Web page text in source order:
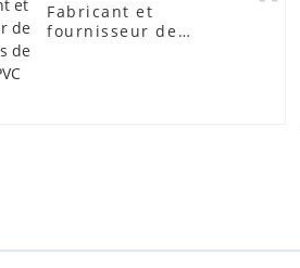
Fabricant et
fournisseur de